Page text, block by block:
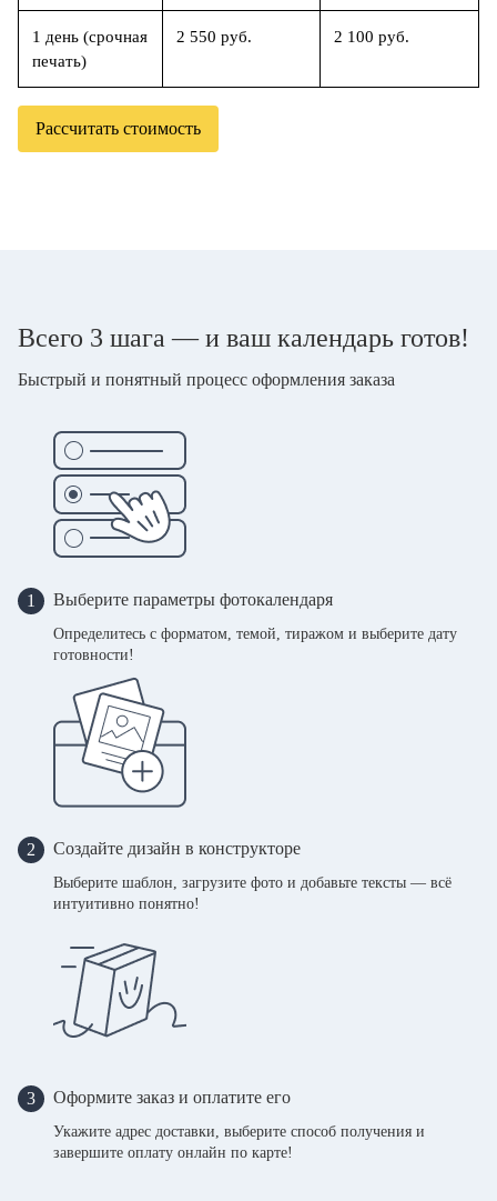
1 день (срочная
печать)
2 550 руб. 2 100 руб.
Рассчитать стоимость
Всего 3 шага — и ваш календарь готов!
Быстрый и понятный процесс оформления заказа
1 Выберите параметры фотокалендаря
Определитесь с форматом, темой, тиражом и выберите дату
готовности!
2 Создайте дизайн в конструкторе
Выберите шаблон, загрузите фото и добавьте тексты — всё
интуитивно понятно!
3 Оформите заказ и оплатите его
Укажите адрес доставки, выберите способ получения и
завершите оплату онлайн по карте!